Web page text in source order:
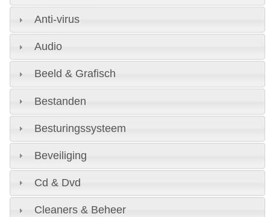
Anti-virus
Audio
Beeld & Grafisch
Bestanden
Besturingssysteem
Beveiliging
Cd & Dvd
Cleaners & Beheer